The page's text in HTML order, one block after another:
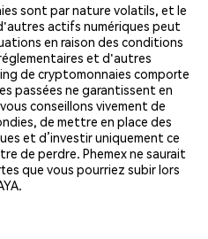
sont par nature volatils, et le
actifs numériques peut
en raison des conditions
et d'autres
de cryptomonnaies comporte
passées ne garantissent en
conseillons vivement de
de mettre en place des
et d’investir uniquement ce
de perdre. Phemex ne saurait
que vous pourriez subir lors